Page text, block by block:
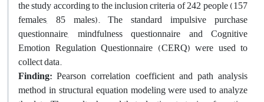
the study according to the inclusion criteria of 242 people (157
females, 85 males). The standard impulsive purchase
questionnaire, mindfulness questionnaire and Cognitive
Emotion Regulation Questionnaire (CERQ) were used to
collect data.
Finding:Pearson correlation coefficient and path analysis
method in structural equation modeling were used to analyze